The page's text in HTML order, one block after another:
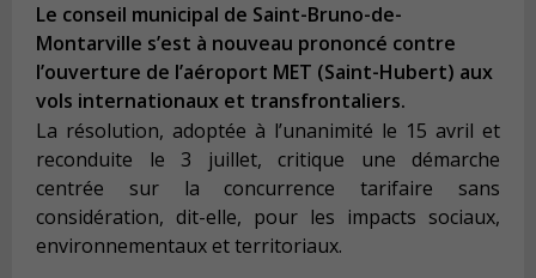
Le conseil municipal de Saint-Bruno-de-
Montarville s’est à nouveau prononcé contre
l’ouverture de l’aéroport MET (Saint-Hubert) aux
vols internationaux et transfrontaliers.
La résolution, adoptée à l’unanimité le 15 avril et
reconduite le 3 juillet, critique une démarche
centrée sur la concurrence tarifaire sans
considération, dit-elle, pour les impacts sociaux,
environnementaux et territoriaux.